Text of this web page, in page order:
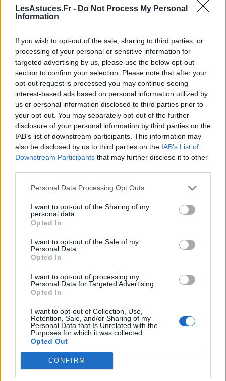
LesAstuces.Fr - Do Not Process My Personal
Information
If you wish to opt-out of the sale, sharing to third parties, or
processing of your personal or sensitive information for
targeted advertising by us, please use the below opt-out
section to confirm your selection. Please note that after your
opt-out request is processed you may continue seeing
interest-based ads based on personal information utilized by
us or personal information disclosed to third parties prior to
your opt-out. You may separately opt-out of the further
disclosure of your personal information by third parties on the
IAB’s list of downstream participants. This information may
also be disclosed by us to third parties on the IAB’s List of
Downstream Participants that may further disclose it to other
Personal Data Processing Opt Outs
I want to opt-out of the Sharing of my
personal data.
Opted In
I want to opt-out of the Sale of my
Personal Data.
Opted In
I want to opt-out of processing my
Personal Data for Targeted Advertising.
Opted In
I want to opt-out of Collection, Use,
Retention, Sale, and/or Sharing of my
Personal Data that Is Unrelated with the
Purposes for which it was collected.
Opted Out
CONFIRM
contexte culturel dans lequel l’humour est utilisé. Ce
qui est drôle dans un contexte peut ne pas l’être dans
Exemples
Une blague sur la politique peut être drôle dans
un pays mais offensante dans un autre.
Une blague sur un sujet tabou peut être drôle
entre amis mais inappropriée dans un contexte
professionnel.
Conclusion
L’humour est donc un phénomène à la fois universel
et culturel. Il repose sur des mécanismes universels
contextes sociaux.
A propos Nathalie Leclerc2950 Articles
Nathalie Leclerc est une journaliste spécialisée en santé et
médecine. Mère de deux enfants, elle allie une solide
expertise journalistique à une expérience concrète de la
santé familiale et de la nutrition. Fervente adepte d’un mode